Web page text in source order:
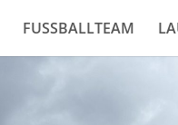
FUSSBALLTEAM